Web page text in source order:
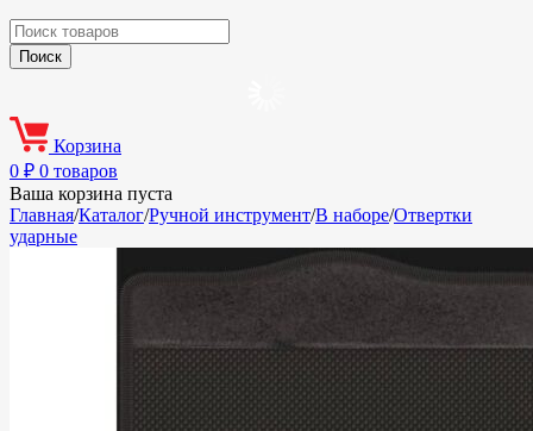
Корзина
0 ₽ 0 товаров
Ваша корзина пуста
Главная/Каталог/Ручной инструмент/В наборе/Отвертки
ударные